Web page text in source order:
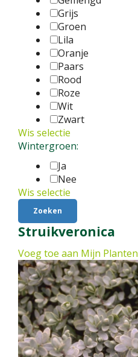
Grijs
Groen
Lila
Oranje
Paars
Rood
Roze
Wit
Zwart
Wis selectie
Wintergroen:
Ja
Nee
Wis selectie
Struikveronica
Voeg toe aan Mijn Planten